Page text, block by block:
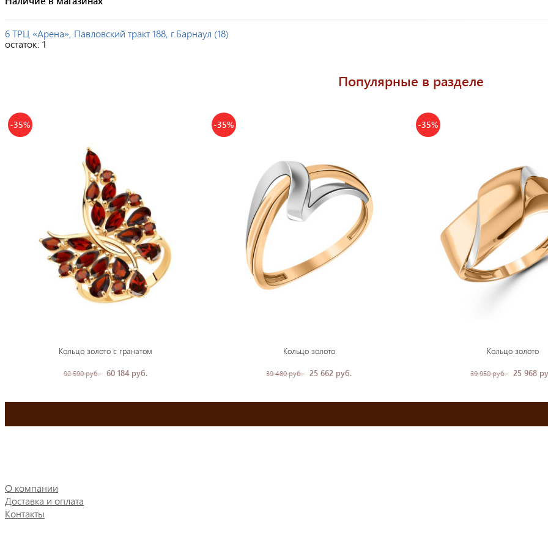
6 ТРЦ «Арена», Павловский тракт 188, г.Барнаул (18)
остаток: 1
Популярные в разделе
-35%
Кольцо золото с гранатом
92 590 руб. 60 184 руб.
-35%
Кольцо золото
39 480 руб. 25 662 руб.
-35%
Кольцо золото
39 950 руб. 25 968
О компании
Доставка и оплата
Контакты